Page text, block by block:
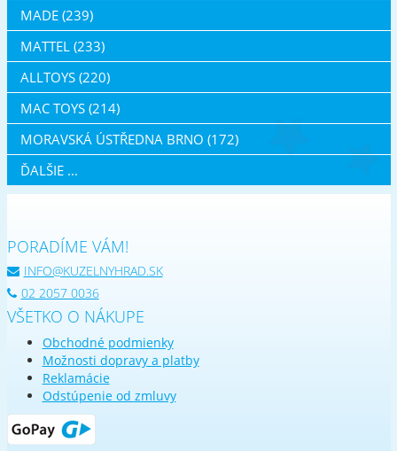
MADE (239)
MATTEL (233)
ALLTOYS (220)
MAC TOYS (214)
MORAVSKÁ ÚSTŘEDNA BRNO (172)
ĎALŠIE ...
PORADÍME VÁM!
INFO@KUZELNYHRAD.SK
02 2057 0036
VŠETKO O NÁKUPE
Obchodné podmienky
Možnosti dopravy a platby
Reklamácie
Odstúpenie od zmluvy